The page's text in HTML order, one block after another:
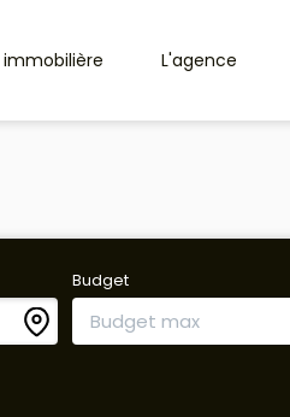
immobilière L'agence
Budget